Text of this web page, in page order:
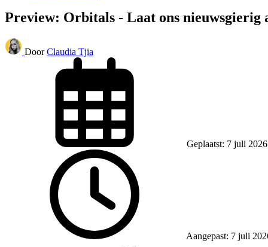
Preview: Orbitals - Laat ons nieuwsgierig
Door Claudia Tjia
Geplaatst: 7 juli
Aangepast: 7 juli